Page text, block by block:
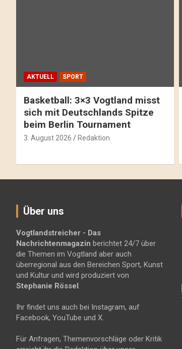
AKTUELL SPORT
Basketball: 3×3 Vogtland misst
sich mit Deutschlands Spitze
beim Berlin Tournament
3. August 2026 Redaktion
Über uns
Vogtlandstreicher - Das
Nachrichtenmagazin berichtet 24/7 über
die Themen im Vogtland aber auch
überregional aus den Bereichen Sport, Kunst
und Kultur und wird produziert von
Stephanie Rössel.
Ihr findet uns auch bei Instagram, auf
Facebook, YouTube und X.
Für Anfragen, Themenvorschläge oder Kritik